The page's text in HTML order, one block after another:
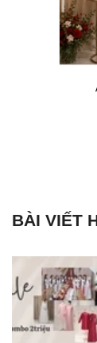
BÀI VIẾT